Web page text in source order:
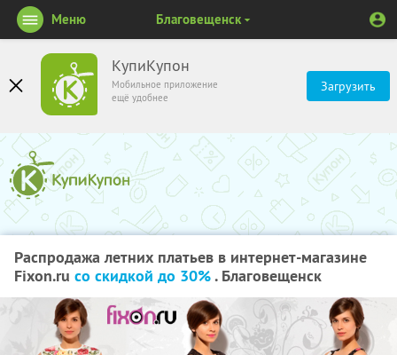
КупиКупон
Мобильное приложение
ещё удобнее
Загрузить
Меню Благовещенск
Распродажа летних платьев в интернет-магазине
Fixon.ru со скидкой до 30%. Благовещенск